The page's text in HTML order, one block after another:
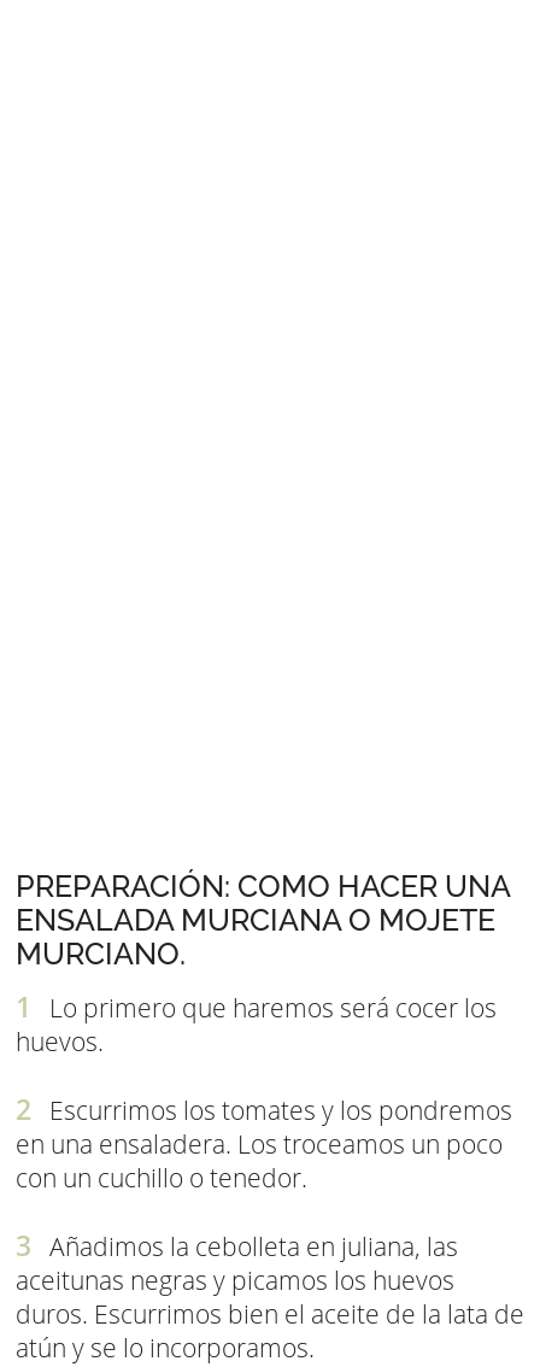
PREPARACIÓN: COMO HACER UNA
ENSALADA MURCIANA O MOJETE
MURCIANO.
Lo primero que haremos será cocer los
huevos.
Escurrimos los tomates y los pondremos
en una ensaladera. Los troceamos un poco
con un cuchillo o tenedor.
Añadimos la cebolleta en juliana, las
aceitunas negras y picamos los huevos
duros. Escurrimos bien el aceite de la lata de
atún y se lo incorporamos.